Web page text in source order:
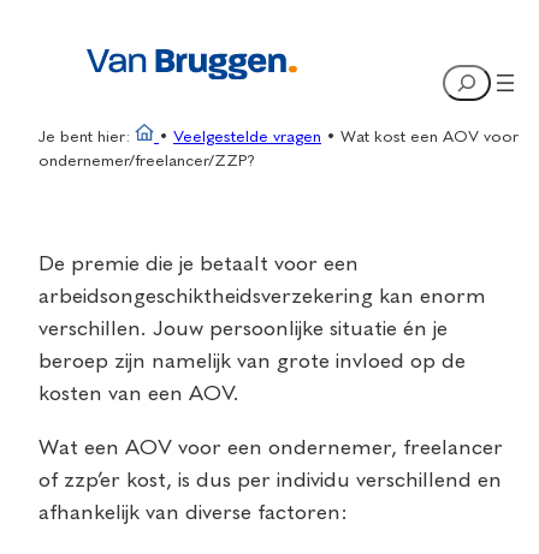
Search
Je bent hier: • Veelgestelde vragen • Wat kost een AOV voor
ondernemer/freelancer/ZZP?
De premie die je betaalt voor een
arbeidsongeschiktheidsverzekering kan enorm
verschillen. Jouw persoonlijke situatie én je
beroep zijn namelijk van grote invloed op de
kosten van een AOV.
Wat een AOV voor een ondernemer, freelancer
of zzp’er kost, is dus per individu verschillend en
afhankelijk van diverse factoren: